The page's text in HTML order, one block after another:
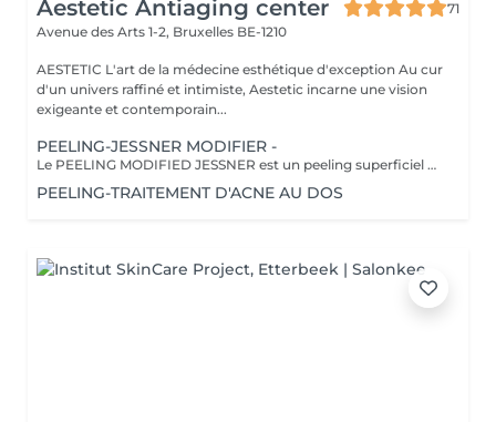
Aestetic Antiaging center
71
Avenue des Arts 1-2, Bruxelles BE-1210
AESTETIC L'art de la médecine esthétique d'exception Au cur
d'un univers raffiné et intimiste, Aestetic incarne une vision
exigeante et contemporain...
PEELING-JESSNER MODIFIER -
Le PEELING MODIFIED JESSNER est un peeling superficiel à usage professionnel, contenant de l'Acide Salicylique (14 %), de l'acide lactique (14 %) et de l'Acide Citrique (8 %). Ce peeling à large spectre corrige les rides, les ridules, la texture irrégulière, les pores dilatés, l'hyperpigmentation et l'acné causées par les changements hormonaux. L'Acide Salicylique purifie les pores et réduit l'inflammation, tandis que l'Acide Lactique hydrate et produit des effets anti-âge. L'acide citrique, aux propriétés antioxydantes, renforce la peau et augmente la teneur en glycosaminoglycanes. INDICATIONS Tous les types de peaux qui tolèrent les peelings superficiels et qui sont sujettes aux : Rides d'expression et rides superficielles Photovieillissement léger à modéré Relâchement cutané Pores dilatés Troubles pigmentaires : Lentigines, éphélides, mélasma Convient aux peaux à tendance acnéique, associées à la ménopause ou d'origine hormonale CARACTÉRISTIQUES Peeling à large spectre Anti-âge INGRÉDIENTS ACTIFS ACIDE SALICYLIQUE, ACIDE LACTIQUE, ACIDE CITRIQUE
PEELING-TRAITEMENT D'ACNE AU DOS